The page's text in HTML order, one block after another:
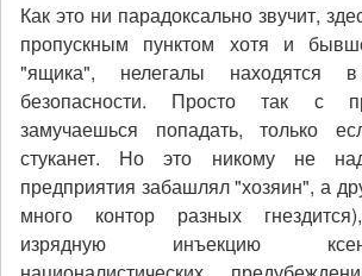
Как это ни парадоксально звучит,
пропускным пунктом хотя и
"ящика", нелегалы находятся в
безопасности. Просто так с
замучаешься попадать, только
стуканет. Но это никому не
предприятия забашлял "хозяин", а
много контор разных
изрядную инъекцию